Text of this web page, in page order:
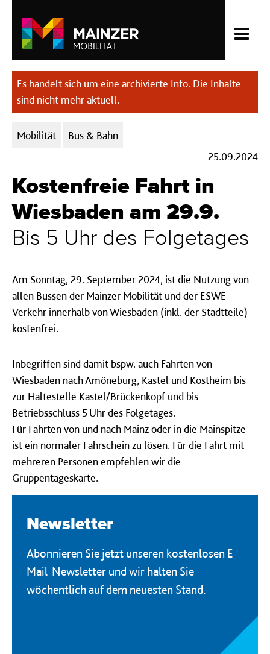
Es handelt sich um eine archivierte Info. Die Inhalte
sind nicht mehr aktuell.
Kategorien:
Mobilität
Bus & Bahn
25.09.2024
Kostenfreie Fahrt in
Wiesbaden am 29.9.
Bis 5 Uhr des Folgetages
Am Sonntag, 29. September 2024, ist die Nutzung von
allen Bussen der Mainzer Mobilität und der ESWE
Verkehr innerhalb von Wiesbaden (inkl. der Stadtteile)
kostenfrei.
Inbegriffen sind damit bspw. auch Fahrten von
Wiesbaden nach Amöneburg, Kastel und Kostheim bis
zur Haltestelle Kastel/Brückenkopf und bis
Betriebsschluss 5 Uhr des Folgetages.
Für Fahrten von und nach Mainz oder in die Mainspitze
ist ein normaler Fahrschein zu lösen. Für die Fahrt mit
mehreren Personen empfehlen wir die
Gruppentageskarte.
Newsletter
Abonnieren Sie jetzt unseren kostenlosen E-
Mail-Newsletter und wir halten Sie
wöchentlich auf dem neuesten Stand.